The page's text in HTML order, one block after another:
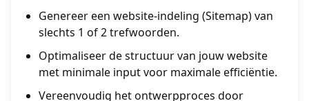
Genereer een website-indeling (Sitemap) van
slechts 1 of 2 trefwoorden.
Optimaliseer de structuur van jouw website
met minimale input voor maximale efficiëntie.
Vereenvoudig het ontwerpproces door